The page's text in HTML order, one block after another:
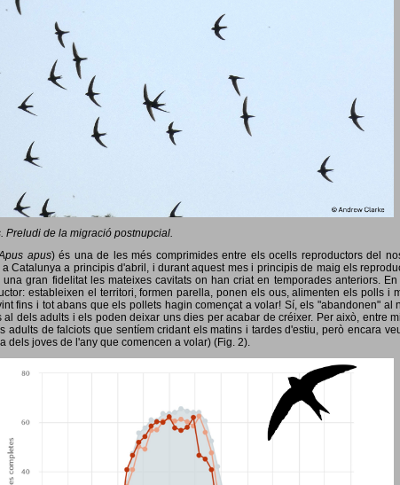
Preludi de la migració postnupcial.
apus) és una de les més comprimides entre els ocells reproductors del
Catalunya a principis d'abril, i durant aquest mes i principis de maig els
gran fidelitat les mateixes cavitats on han criat en temporades anteriors.
estableixen el territori, formen parella, ponen els ous, alimenten els polls i
fins i tot abans que els pollets hagin començat a volar! Sí, els "abandonen" al
dels adults i els poden deixar uns dies per acabar de créixer. Per això, entre
adults de falciots que sentíem cridant els matins i tardes d'estiu, però encara
dels joves de l'any que comencen a volar) (Fig. 2).